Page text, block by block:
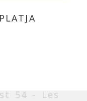
54 -
Les